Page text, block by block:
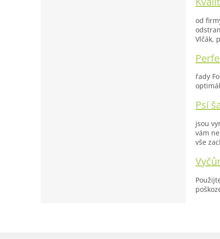
od
Vlčák,
řady
Psí
jsou
vám
vše